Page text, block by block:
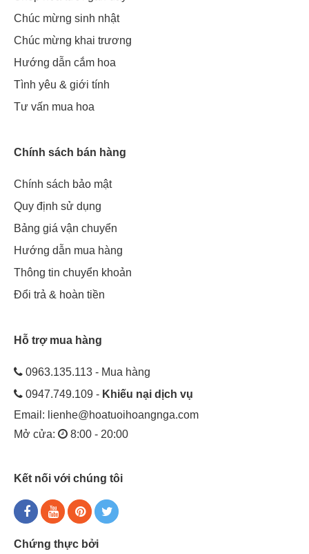
Chúc mừng sinh nhật
Chúc mừng khai trương
Hướng dẫn cắm hoa
Tình yêu & giới tính
Tư vấn mua hoa
Chính sách bán hàng
Chính sách bảo mật
Quy định sử dụng
Bảng giá vận chuyển
Hướng dẫn mua hàng
Thông tin chuyển khoản
Đổi trả & hoàn tiền
Hỗ trợ mua hàng
0963.135.113 - Mua hàng
0947.749.109 - Khiếu nại dịch vụ
Email: lienhe@hoatuoihoangnga.com
Mở cửa:
8:00 - 20:00
Kết nối với chúng tôi
Chứng thực bởi